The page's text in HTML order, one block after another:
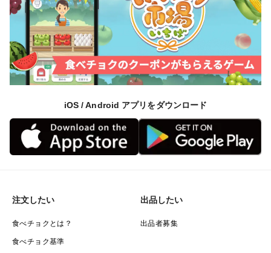
iOS / Android アプリをダウンロード
注文したい
食べチョクとは？
食べチョク基準
出品したい
出品者募集